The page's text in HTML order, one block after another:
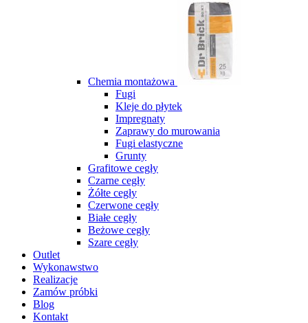
Chemia montażowa
Fugi
Kleje do płytek
Impregnaty
Zaprawy do murowania
Fugi elastyczne
Grunty
Grafitowe cegły
Czarne cegły
Żółte cegły
Czerwone cegły
Białe cegły
Beżowe cegły
Szare cegły
Outlet
Wykonawstwo
Realizacje
Zamów próbki
Blog
Kontakt